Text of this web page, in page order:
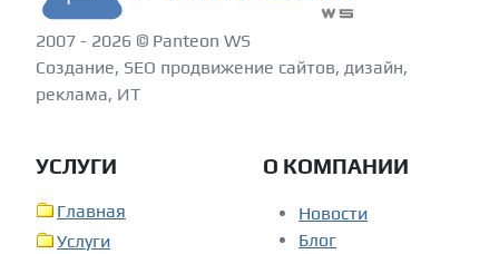
2007 - 2026 © Panteon WS
Создание, SEO продвижение сайтов, дизайн,
реклама, ИТ
УСЛУГИ
Главная
Услуги
О КОМПАНИИ
Новости
Блог